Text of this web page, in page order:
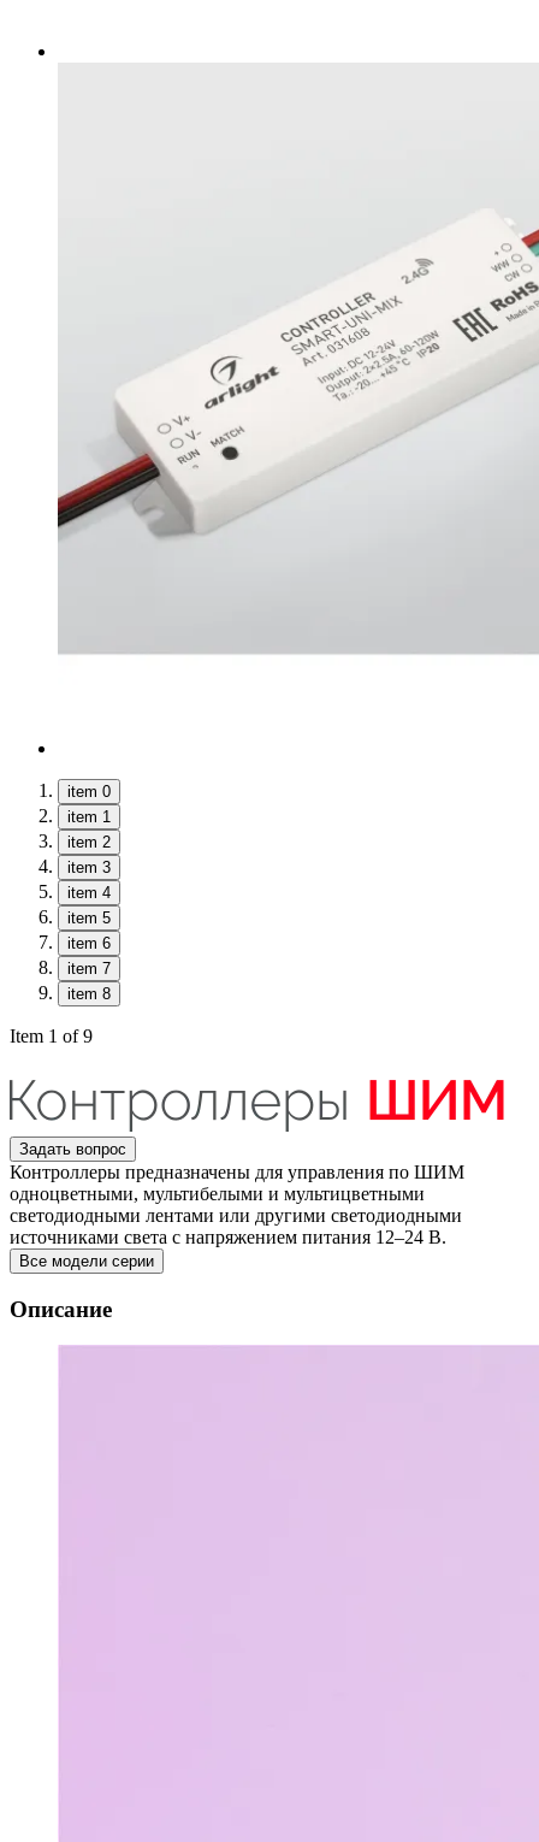
item 0
item 1
item 2
item 3
item 4
item 5
item 6
item 7
item 8
Item 1 of 9
Задать вопрос
Контроллеры предназначены для управления по ШИМ
одноцветными, мультибелыми и мультицветными
светодиодными лентами или другими светодиодными
источниками света с напряжением питания 12–24 В.
Все модели серии
Описание